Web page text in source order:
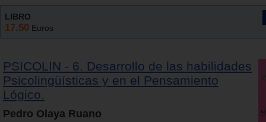
LIBRO
17.50 Euros
PSICOLIN - 6. Desarrollo de las habilidades
Psicolingüísticas y en el Pensamiento
Lógico.
Pedro Olaya Ruano